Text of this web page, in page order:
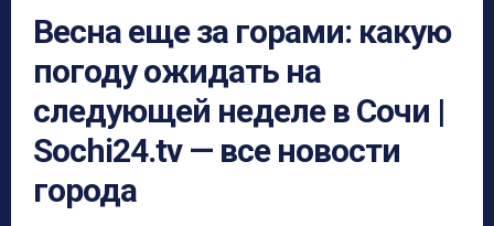
Весна еще за горами: какую
погоду ожидать на
следующей неделе в Сочи |
Sochi24.tv — все новости
города